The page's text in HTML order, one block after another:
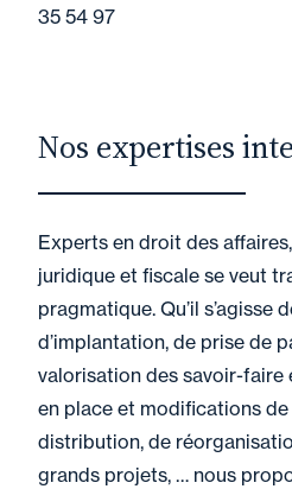
35 54 97
Nos expertises
Experts en droit des
juridique et fiscale se veut
pragmatique. Qu’il s’agisse
d’implantation, de prise de
valorisation des savoir-faire
en place et modifications
distribution, de
grands projets, … nous